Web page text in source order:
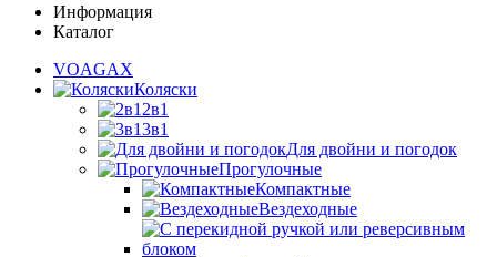
Информация
Каталог
VOAGAX
Коляски
2в1
3в1
Для двойни и погодок
Прогулочные
Компактные
Вездеходные